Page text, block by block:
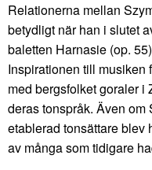
Relationerna mellan
betydligt när han i slutet
baletten Harnasie (op.
Inspirationen till musiken
med bergsfolket goraler i
deras tonspråk. Även
etablerad tonsättare blev
av många som tidigare